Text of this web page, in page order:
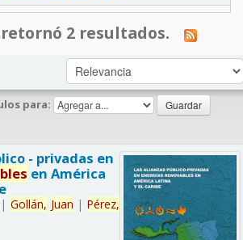
2 resultados.
para:
- privadas en
en América
| Gollán, Juan | Pérez,